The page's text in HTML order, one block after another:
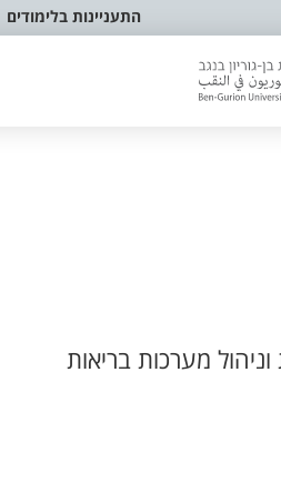
התעניינות בלימודים
מערכות בריאות